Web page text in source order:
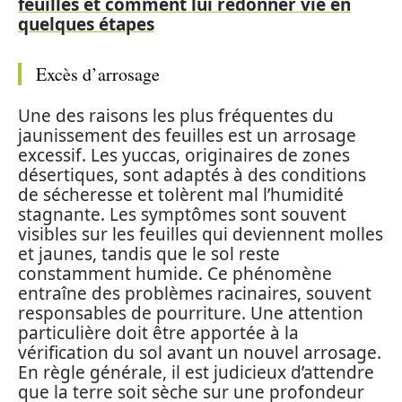
quelques étapes
Excès d’arrosage
Une des raisons les plus fréquentes du
jaunissement des feuilles est un arrosage
excessif. Les yuccas, originaires de zones
désertiques, sont adaptés à des conditions
de sécheresse et tolèrent mal l’humidité
stagnante. Les symptômes sont souvent
visibles sur les feuilles qui deviennent molles
et jaunes, tandis que le sol reste
constamment humide. Ce phénomène
entraîne des problèmes racinaires, souvent
responsables de pourriture. Une attention
particulière doit être apportée à la
vérification du sol avant un nouvel arrosage.
En règle générale, il est judicieux d’attendre
que la terre soit sèche sur une profondeur